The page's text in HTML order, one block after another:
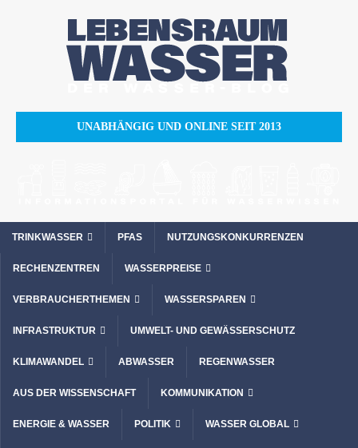
UNABHÄNGIG UND ONLINE SEIT 2013
TRINKWASSER PFAS NUTZUNGSKONKURRENZEN
RECHENZENTREN WASSERPREISE
VERBRAUCHERTHEMEN WASSERSPAREN
INFRASTRUKTUR UMWELT- UND GEWÄSSERSCHUTZ
KLIMAWANDEL ABWASSER REGENWASSER
AUS DER WISSENSCHAFT KOMMUNIKATION
ENERGIE & WASSER POLITIK WASSER GLOBAL